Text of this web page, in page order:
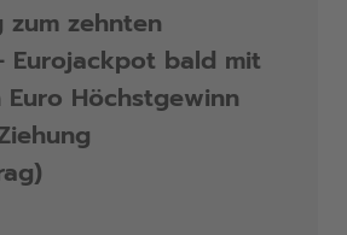
zehnten
Eurojackpot bald mit
Euro Höchstgewinn